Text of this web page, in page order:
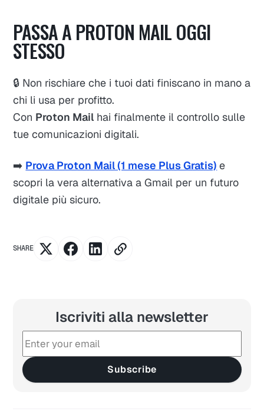
PASSA A PROTON MAIL OGGI
STESSO
🔒 Non rischiare che i tuoi dati finiscano in mano a
chi li usa per profitto.
Con Proton Mail hai finalmente il controllo sulle
tue comunicazioni digitali.
➡️ Prova Proton Mail (1 mese Plus Gratis) e
scopri la vera alternativa a Gmail per un futuro
digitale più sicuro.
SHARE
Iscriviti alla newsletter
Subscribe